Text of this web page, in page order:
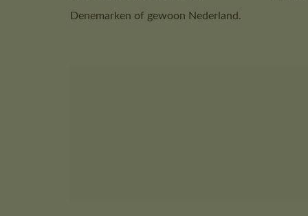
Denemarken of gewoon Nederland.